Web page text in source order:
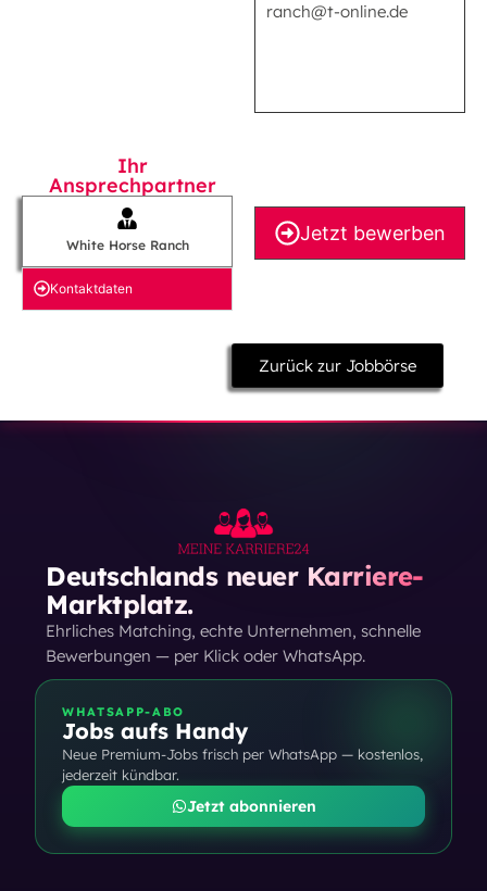
ranch@t-online.de
Ihr
Ansprechpartner
White Horse Ranch
Kontakt­daten
Jetzt bewerben
Zurück zur Jobbörse
Deutschlands neuer Karriere-
Marktplatz.
Ehrliches Matching, echte Unternehmen, schnelle
Bewerbungen — per Klick oder WhatsApp.
WHATSAPP-ABO
Jobs aufs Handy
Neue Premium-Jobs frisch per WhatsApp — kostenlos,
jederzeit kündbar.
Jetzt abonnieren